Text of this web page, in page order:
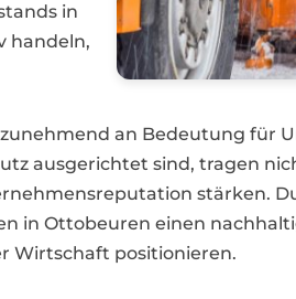
in
handeln,
an Bedeutung für
ausgerichtet sind, tragen
stärken.
in Ottobeuren einen
Wirtschaft positionieren.